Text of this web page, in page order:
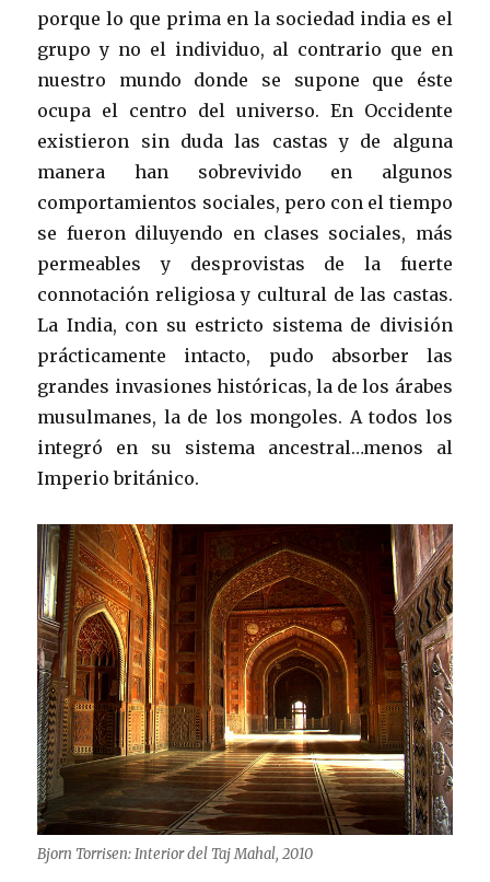
porque lo que prima en la sociedad india es el
grupo y no el individuo, al contrario que en
nuestro mundo donde se supone que éste
ocupa el centro del universo. En Occidente
existieron sin duda las castas y de alguna
manera han sobrevivido en algunos
comportamientos sociales, pero con el tiempo
se fueron diluyendo en clases sociales, más
permeables y desprovistas de la fuerte
connotación religiosa y cultural de las castas.
La India, con su estricto sistema de división
prácticamente intacto, pudo absorber las
grandes invasiones históricas, la de los árabes
musulmanes, la de los mongoles. A todos los
integró en su sistema ancestral…menos al
Imperio británico.
Bjorn Torrisen: Interior del Taj Mahal, 2010